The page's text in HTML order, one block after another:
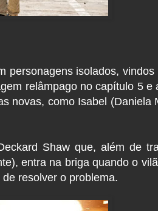
personagens isolados, vindos
relâmpago no capítulo 5 e
novas, como Isabel (Daniela
Shaw que, além de
entra na briga quando o
resolver o problema.